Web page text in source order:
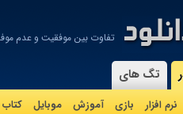
تفاوت بین موفقیت و عدم
نرم افزار بازی آموزش موبايل کتاب
تگ های